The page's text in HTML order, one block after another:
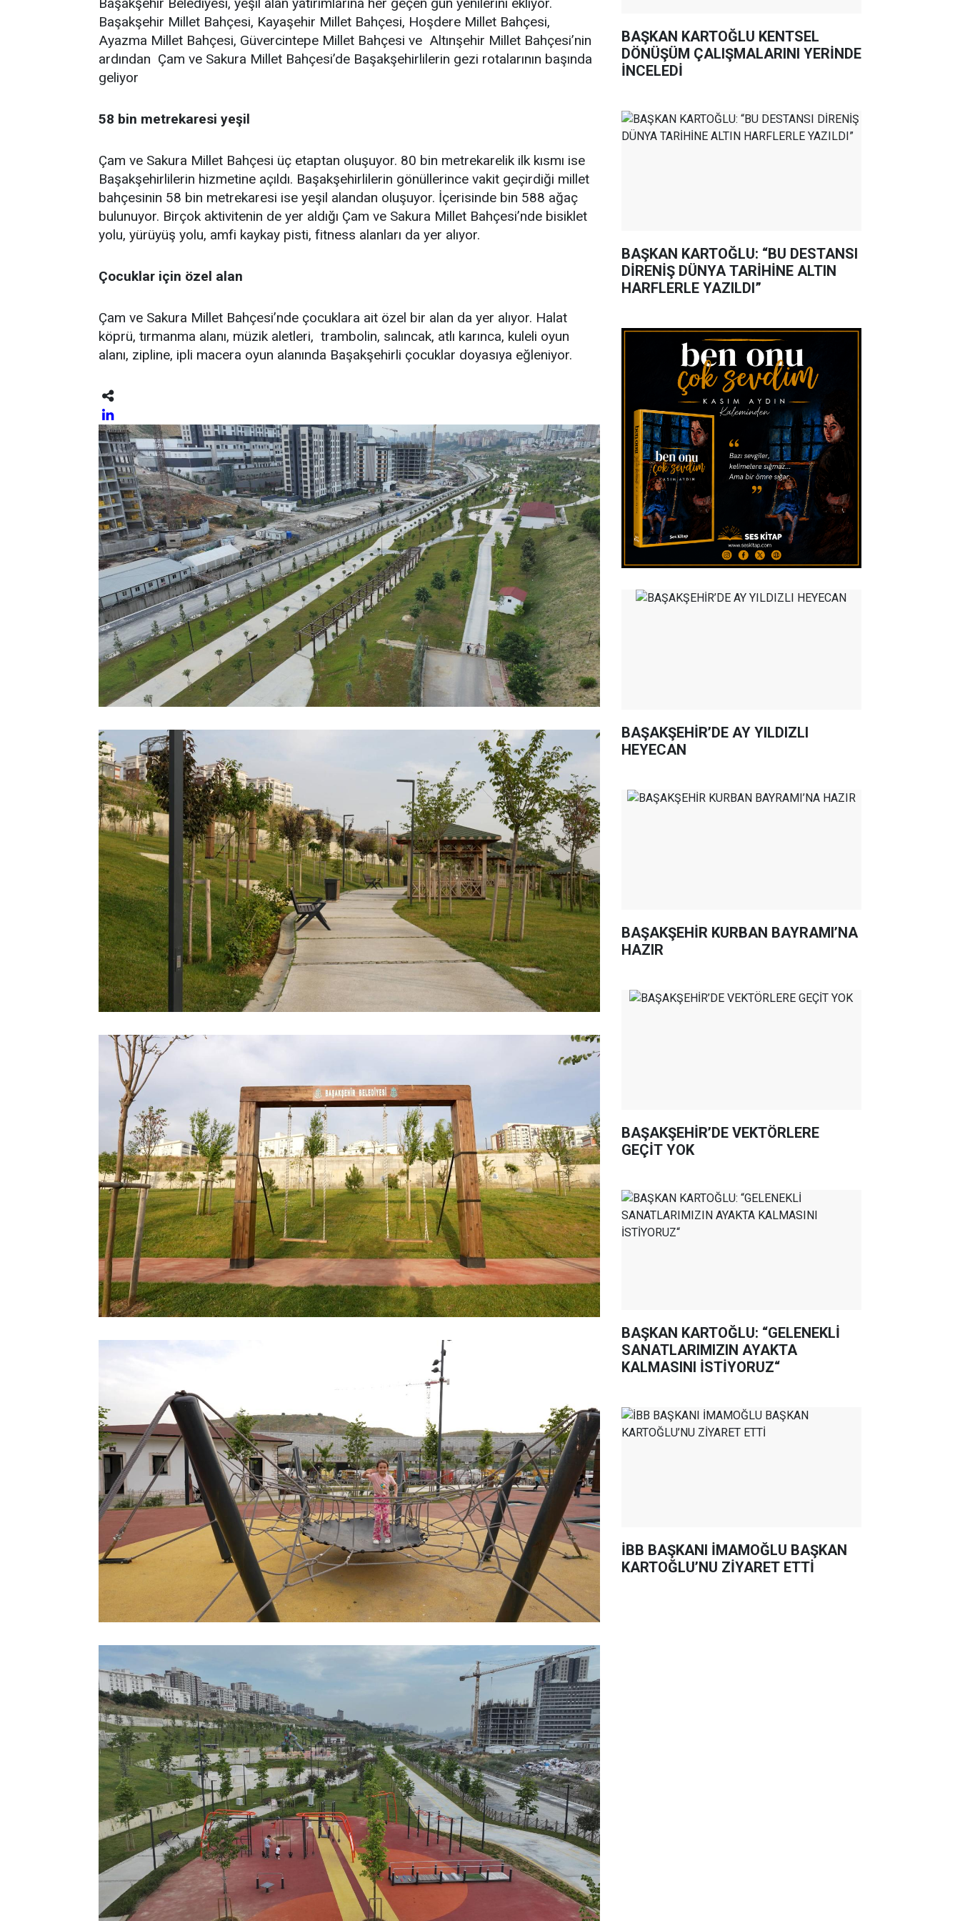
Başakşehir Millet Bahçesi, Kayaşehir Millet Bahçesi, Hoşdere Millet Bahçesi,
Ayazma Millet Bahçesi, Güvercintepe Millet Bahçesi ve Altınşehir Millet Bahçesi’nin
ardından Çam ve Sakura Millet Bahçesi’de Başakşehirlilerin gezi rotalarının başında
geliyor
58 bin metrekaresi yeşil
Çam ve Sakura Millet Bahçesi üç etaptan oluşuyor. 80 bin metrekarelik ilk kısmı ise
Başakşehirlilerin hizmetine açıldı. Başakşehirlilerin gönüllerince vakit geçirdiği millet
bahçesinin 58 bin metrekaresi ise yeşil alandan oluşuyor. İçerisinde bin 588 ağaç
bulunuyor. Birçok aktivitenin de yer aldığı Çam ve Sakura Millet Bahçesi’nde bisiklet
yolu, yürüyüş yolu, amfi kaykay pisti, fitness alanları da yer alıyor.
Çocuklar için özel alan
Çam ve Sakura Millet Bahçesi’nde çocuklara ait özel bir alan da yer alıyor. Halat
köprü, tırmanma alanı, müzik aletleri, trambolin, salıncak, atlı karınca, kuleli oyun
alanı, zipline, ipli macera oyun alanında Başakşehirli çocuklar doyasıya eğleniyor.
BAŞKAN KARTOĞLU KENTSEL
DÖNÜŞÜM ÇALIŞMALARINI YERİNDE
İNCELEDİ
BAŞKAN KARTOĞLU: “BU DESTANSI
DİRENİŞ DÜNYA TARİHİNE ALTIN
HARFLERLE YAZILDI”
BAŞAKŞEHİR’DE AY YILDIZLI
HEYECAN
BAŞAKŞEHİR KURBAN BAYRAMI’NA
HAZIR
BAŞAKŞEHİR’DE VEKTÖRLERE
GEÇİT YOK
BAŞKAN KARTOĞLU: “GELENEKLİ
SANATLARIMIZIN AYAKTA
KALMASINI İSTİYORUZ“
İBB BAŞKANI İMAMOĞLU BAŞKAN
KARTOĞLU’NU ZİYARET ETTİ